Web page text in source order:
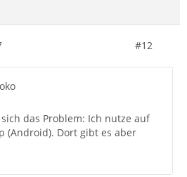
#12
das Problem: Ich nutze auf
(Android). Dort gibt es aber